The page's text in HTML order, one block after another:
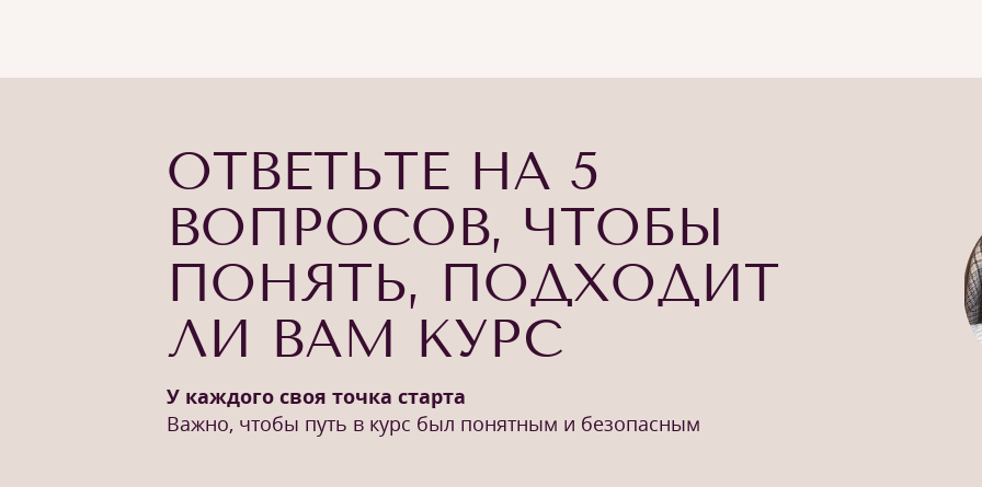
ОТВЕТЬТЕ НА 5
ВОПРОСОВ, ЧТОБЫ
ПОНЯТЬ, ПОДХОДИТ
ЛИ ВАМ КУРС
У каждого своя точка старта
Важно, чтобы путь в курс был понятным и безопасным